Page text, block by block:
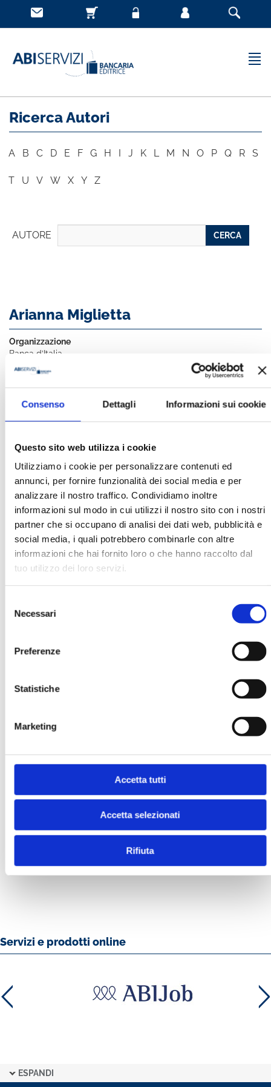
Consenso Dettagli Informazioni sui cookie
Questo sito web utilizza i cookie
Utilizziamo i cookie per personalizzare contenuti ed
annunci, per fornire funzionalità dei social media e per
analizzare il nostro traffico. Condividiamo inoltre
informazioni sul modo in cui utilizzi il nostro sito con i nostri
partner che si occupano di analisi dei dati web, pubblicità e
social media, i quali potrebbero combinarle con altre
informazioni che hai fornito loro o che hanno raccolto dal
tuo utilizzo dei loro servizi.
delNecessari
Preferenze
Statistiche
Marketing
Accetta tutti
Accetta selezionati
Rifiuta
Ricerca Autori
A B C D E F G H I J K L M N O P Q R S
T U V W X Y Z
AUTORE CERCA
Arianna Miglietta
Organizzazione
Banca d’Italia
Ha pubblicato con noi
LA GESTIONE DEI RISCHI FINANZIARI
E CLIMATICI. L’ESPERIENZA IN UNA
BANCA CENTRALE EBOOK
MOSTRA
BANCA CENTRALE
BANCARIA N. 4/2015
MOSTRA
Servizi e prodotti online
ESPANDI